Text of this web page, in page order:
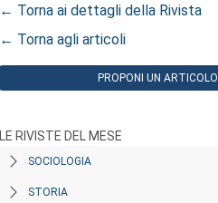
← Torna ai dettagli della Rivista
← Torna agli articoli
PROPONI UN ARTICOLO
LE RIVISTE DEL MESE
SOCIOLOGIA
STORIA